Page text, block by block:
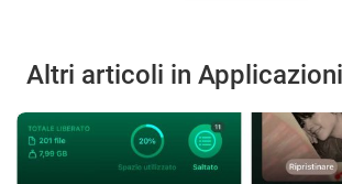
Altri articoli in